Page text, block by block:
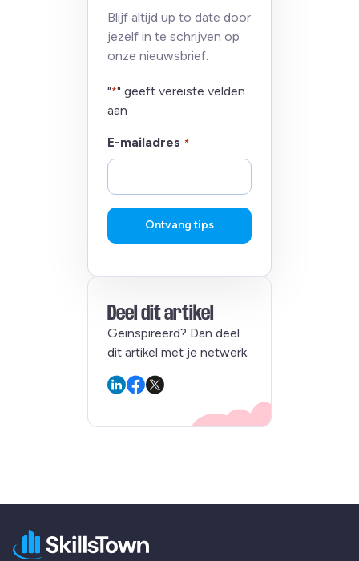
Blijf altijd up to date door
jezelf in te schrijven op
onze nieuwsbrief.
"*" geeft vereiste velden
aan
E-mailadres *
Ontvang tips
Deel dit artikel
Geinspireerd? Dan deel
dit artikel met je netwerk.